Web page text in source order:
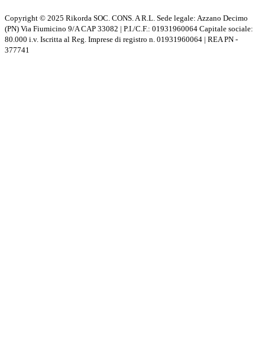
Copyright © 2025 Rikorda SOC. CONS. A R.L. Sede legale: Azzano Decimo
(PN) Via Fiumicino 9/A CAP 33082 | P.I./C.F.: 01931960064 Capitale sociale:
80.000 i.v. Iscritta al Reg. Imprese di registro n. 01931960064 | REA PN -
377741